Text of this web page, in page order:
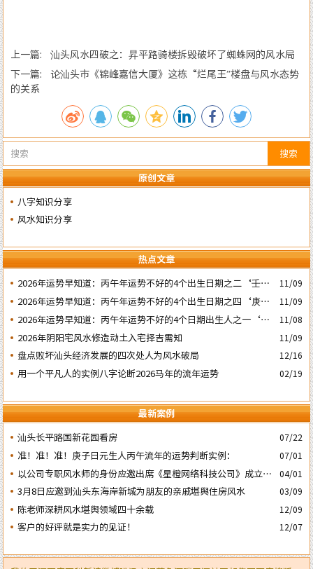
搜索
原创文章
八字知识分享
风水知识分享
热点文章
2026年运势早知道：丙午年运势不好的4个出生日期之二‘壬子’
日
11/09
2026年运势早知道：丙午年运势不好的4个出生日期之四‘庚子’
日
11/09
2026年运势早知道：丙午年运势不好的4个日期出生人之一‘戊
子’ 日
11/08
2026年阴阳宅风水修造动土入宅择吉需知 11/09
盘点败坏汕头经济发展的四次处人为风水破局 12/16
用一个平凡人的实例八字论断2026马年的流年运势 02/19
最新案例
汕头长平路国新花园看房
07/22
准！准！准！庚子日元生人丙午流年的运势判断实例： 07/01
以公司专职风水师的身份应邀出席《星橙网络科技公司》成立5
周年庆典
04/01
3月8日应邀到汕头东海岸新城为朋友的亲戚堪舆住房风水 03/09
陈老师深耕风水堪舆领域四十余载 12/09
客户的好评就是实力的见证！ 12/07
上一篇: 汕头风水四破之：昇平路骑楼拆毁破坏了蜘蛛网的风水局
下一篇: 论汕头市《锦峰嘉信大厦》这栋“烂尾王”楼盘与风水态势
的关系